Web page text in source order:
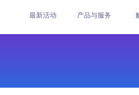
最新活动 产品与服务